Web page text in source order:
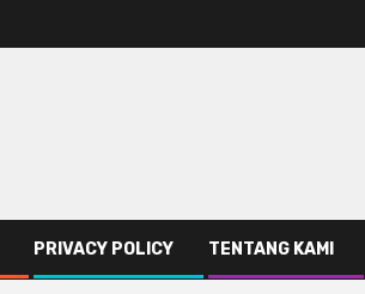
PRIVACY POLICY TENTANG KAMI